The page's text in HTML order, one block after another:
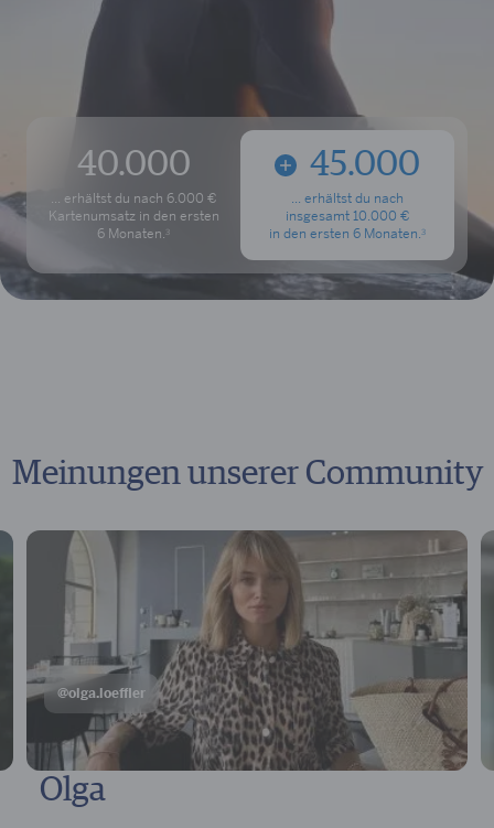
40.000
... erhältst du nach 6.000 €
Kartenumsatz in den ersten
6 Monaten. 3
45.000
... erhältst du nach
insgesamt 10.000 €
in den ersten 6 Monaten.3
Meinungen unserer Community
@olga.loeffler
Olga